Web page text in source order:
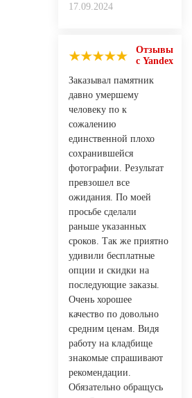
17.09.2024
Отзывы
с Yandex
Заказывал памятник
давно умершему
человеку по к
сожалению
единственной плохо
сохранившейся
фотографии. Результат
превзошел все
ожидания. По моей
просьбе сделали
раньше указанных
сроков. Так же приятно
удивили бесплатные
опции и скидки на
последующие заказы.
Очень хорошее
качество по довольно
средним ценам. Видя
работу на кладбище
знакомые спрашивают
рекомендации.
Обязательно обращусь